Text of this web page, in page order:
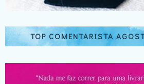
TOP COMENTARISTA